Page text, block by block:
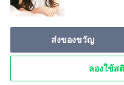
ส่งของขวัญ
ลองใช้ส